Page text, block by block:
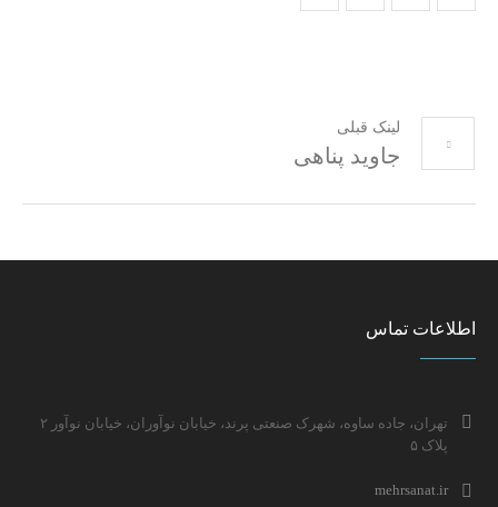
لینک قبلی
جاوید پناهی
اطلاعات تماس
تهران، جاده ساوه، شهرک صنعتی پرند، خیابان نوآوران، خیابان نوآور ۲
پلاک ۵
mehrsanat.ir